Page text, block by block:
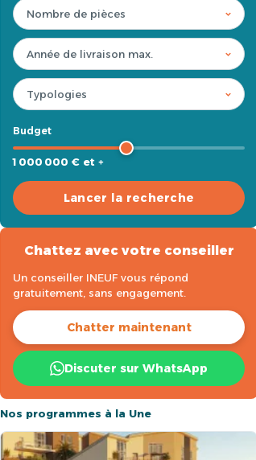
Budget
1 000 000 € et +
Lancer la recherche
Chattez avec votre conseiller
Un conseiller INEUF vous répond
gratuitement, sans engagement.
Chatter maintenant
Discuter sur WhatsApp
Nos programmes à la Une